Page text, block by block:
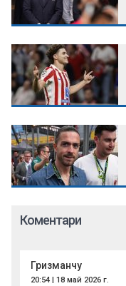
Коментари
Гризманчу
20:54 | 18 май 2026 г.